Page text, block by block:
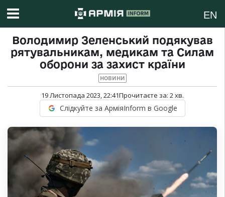
EN
Володимир Зеленський подякував
рятувальникам, медикам та Силам
оборони за захист країни
НОВИНИ
19 Листопада 2023, 22:41Прочитаєте за: 2хв.
Слідкуйте за АрміяInform в Google